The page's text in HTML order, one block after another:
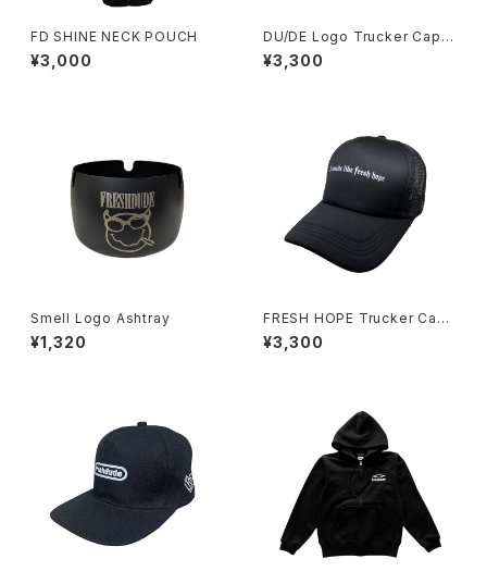
FD SHINE NECK POUCH
¥3,000
DU/DE Logo Trucker Cap B
lack
¥3,300
Smell Logo Ashtray
¥1,320
FRESH HOPE Trucker Cap
Black
¥3,300